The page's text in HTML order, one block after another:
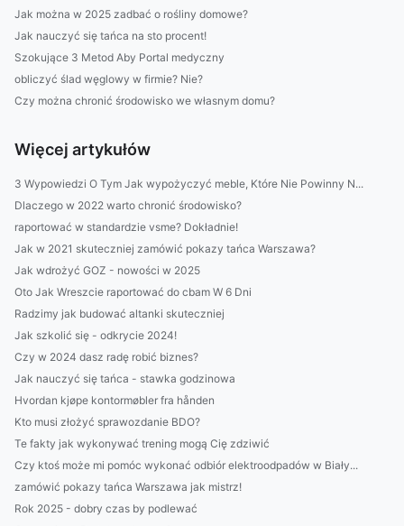
Jak można w 2025 zadbać o rośliny domowe?
Jak nauczyć się tańca na sto procent!
Szokujące 3 Metod Aby Portal medyczny
obliczyć ślad węglowy w firmie? Nie?
Czy można chronić środowisko we własnym domu?
Więcej artykułów
3 Wypowiedzi O Tym Jak wypożyczyć meble, Które Nie Powinny N...
Dlaczego w 2022 warto chronić środowisko?
raportować w standardzie vsme? Dokładnie!
Jak w 2021 skuteczniej zamówić pokazy tańca Warszawa?
Jak wdrożyć GOZ - nowości w 2025
Oto Jak Wreszcie raportować do cbam W 6 Dni
Radzimy jak budować altanki skuteczniej
Jak szkolić się - odkrycie 2024!
Czy w 2024 dasz radę robić biznes?
Jak nauczyć się tańca - stawka godzinowa
Hvordan kjøpe kontormøbler fra hånden
Kto musi złożyć sprawozdanie BDO?
Te fakty jak wykonywać trening mogą Cię zdziwić
Czy ktoś może mi pomóc wykonać odbiór elektroodpadów w Biały...
zamówić pokazy tańca Warszawa jak mistrz!
Rok 2025 - dobry czas by podlewać